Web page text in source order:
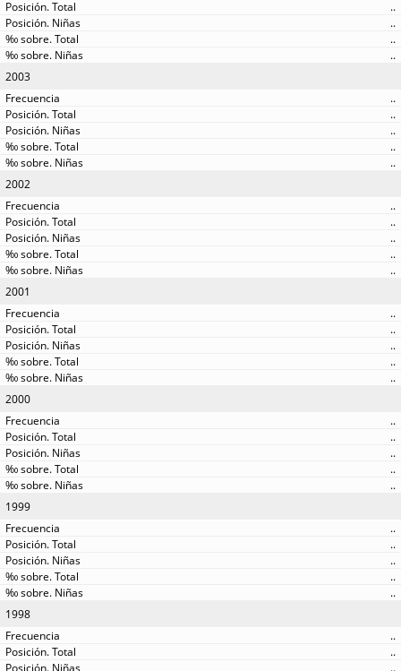
..
..
..
..
2003
..
..
..
..
..
2002
..
..
..
..
..
2001
..
..
..
..
..
2000
..
..
..
..
..
1999
..
..
..
..
..
1998
..
..
..